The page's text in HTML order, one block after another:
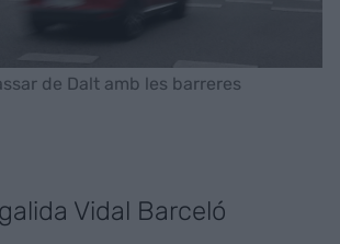
de Dalt amb les barreres
Vidal Barceló